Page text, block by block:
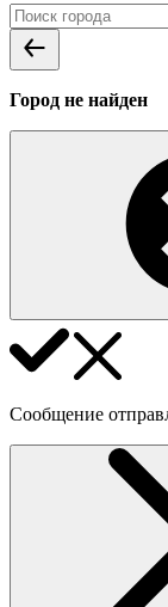
Город не найден
Сообщение